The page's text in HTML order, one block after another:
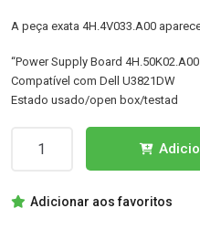
A peça exata 4H.4V033.A00
“Power Supply Board
Compatível com Dell U3821DW
Estado usado/open box/testad
POWER
Adicionar aos favoritos